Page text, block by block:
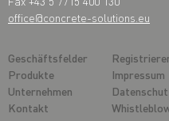
office@concrete-solutions.eu
Geschäftsfelder
Produkte
Unternehmen
Kontakt
Impressum